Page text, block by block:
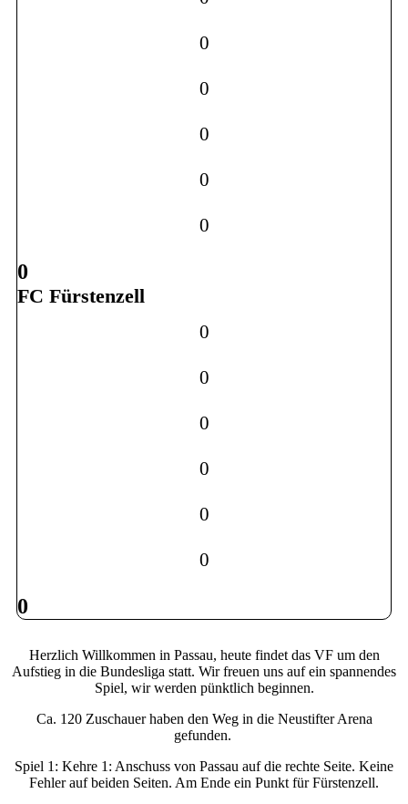
0
0
0
0
0
0
FC Fürstenzell
0
0
0
0
0
0
0
Herzlich Willkommen in Passau, heute findet das VF um den
Aufstieg in die Bundesliga statt. Wir freuen uns auf ein spannendes
Spiel, wir werden pünktlich beginnen.
Ca. 120 Zuschauer haben den Weg in die Neustifter Arena
gefunden.
Spiel 1: Kehre 1: Anschuss von Passau auf die rechte Seite. Keine
Fehler auf beiden Seiten. Am Ende ein Punkt für Fürstenzell.